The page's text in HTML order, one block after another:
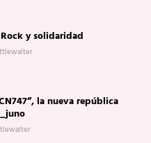
y solidaridad
la nueva república